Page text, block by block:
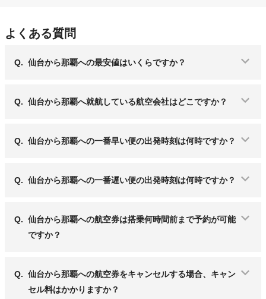
よくある質問
Q. 仙台から那覇への最安値はいくらですか？
Q. 仙台から那覇へ就航している航空会社はどこですか？
Q. 仙台から那覇への一番早い便の出発時刻は何時ですか？
Q. 仙台から那覇への一番遅い便の出発時刻は何時ですか？
Q. 仙台から那覇への航空券は搭乗何時間前まで予約が可能
ですか？
Q. 仙台から那覇への航空券をキャンセルする場合、キャン
セル料はかかりますか？